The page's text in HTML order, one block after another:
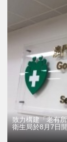
致力構建「老有
衛生局於8月7日